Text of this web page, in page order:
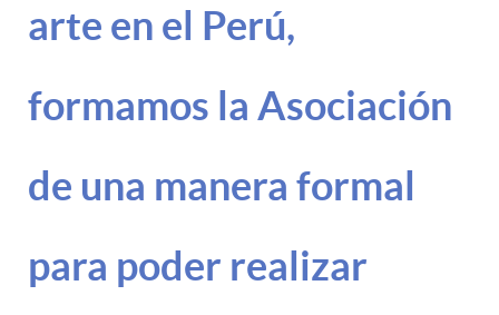
arte en el Perú,
formamos la Asociación
de una manera formal
para poder realizar